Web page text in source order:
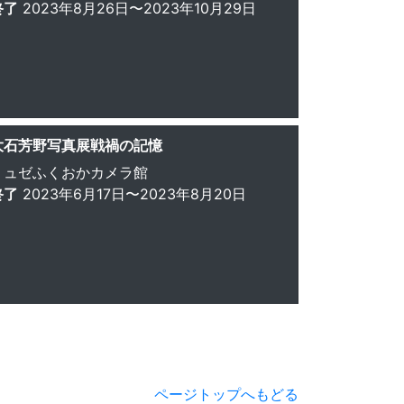
了 2023年8月26日〜2023年10月29日
石芳野写真展戦禍の記憶
ュゼふくおかカメラ館
了 2023年6月17日〜2023年8月20日
ページトップへもどる